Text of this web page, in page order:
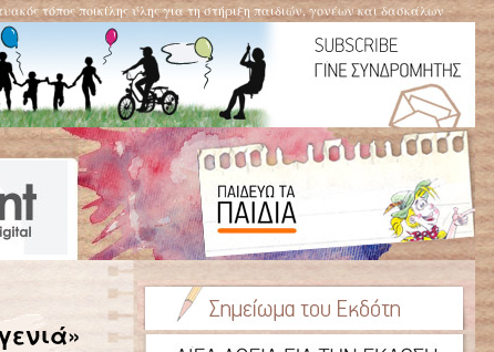
τόπος ποικίλης ύλης για τη στήριξη παιδιών, γονέων και δασκάλων